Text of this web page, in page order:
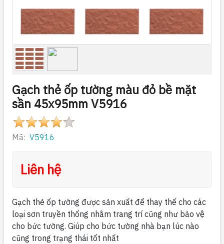
Gạch thẻ ốp tường màu đỏ bề mặt
sần 45x95mm V5916
Mã: V5916
Liên hệ
Gạch thẻ ốp tường được sản xuất để thay thế cho các
loại sơn truyền thống nhằm trang trí cũng như bảo vệ
cho bức tường. Giúp cho bức tường nhà bạn lúc nào
cũng trong trạng thái tốt nhất